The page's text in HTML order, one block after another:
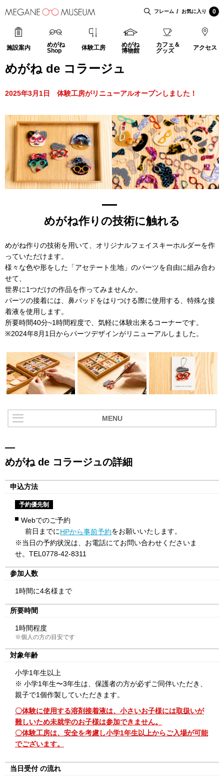
フレーム お気に入り 0
施設案内
めがね
Shop
体験工房
めがね
博物館
カフェ＆
グッズ
アクセス
めがね de コラージュ
2025年3月1日 体験工房がリニューアルオープンしました！
めがね作りの技術に触れる
めがね作りの技術を用いて、オリジナルフェイスキーホルダーを作
っていただけます。
様々な色や形をした「アセテート生地」のパーツを自由に組み合わ
せて、
世界に1つだけの作品を作ってみませんか。
パーツの接着には、鼻パッドをはりつける際に使用する、特殊な接
着液を使用します。
所要時間40分~1時間程度で、気軽に体験出来るコーナーです。
※2024年8月1日からパーツデザインがリニューアルしました。
MENU
めがね de コラージュの詳細
申込方法
予約優先制
Webでのご予約
前日までにHPから事前予約をお願いいたします。
※当日の予約状況は、お電話にてお問い合わせくださいま
せ。TEL0778-42-8311
参加人数
1時間に4名様まで
所要時間
1時間程度
※個人の方の目安です
対象年齢
小学1年生以上
※ 小学1年生〜3年生は、保護者の方が必ずご同伴いただき、
親子で1個作製していただきます。
〇体験に使用する溶剤接着液は、小さいお子様には取扱いが
難しいため未就学のお子様は参加できません。
〇体験工房は、安全を考慮し小学1年生以上からご入場が可能
でございます。
当日受付の流れ